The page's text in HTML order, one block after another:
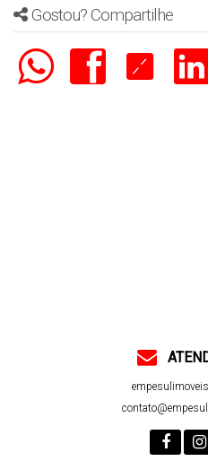
Gostou? Compartilhe